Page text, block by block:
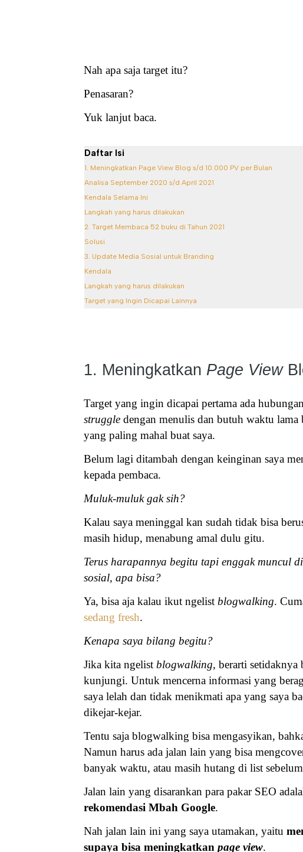
Nah apa saja target itu?
Penasaran?
Yuk lanjut baca.
Daftar Isi
1. Meningkatkan Page View Blog s/d 10.000 PV per Bulan
Analisa September 2020 s/d April 2021
Kendala Selama Ini
Langkah yang harus dilakukan
2. Target Membaca 52 buku di Tahun 2021
Solusi
3. Update Media Sosial untuk Branding
Kendala
Langkah yang harus dilakukan
Target yang Ingin Dicapai Lainnya
1. Meningkatkan Page View
Target yang ingin dicapai pertama ada
struggle dengan menulis dan butuh waktu lama
yang paling mahal buat saya.
Belum lagi ditambah dengan keinginan saya
kepada pembaca.
Muluk-muluk gak sih?
Kalau saya meninggal kan sudah tidak bisa
masih hidup, menabung amal dulu gitu.
Terus harapannya begitu tapi enggak muncul
sosial, apa bisa?
Ya, bisa aja kalau ikut ngelist blogwalking.
sedang fresh.
Kenapa saya bilang begitu?
Jika kita ngelist blogwalking, berarti setidaknya
kunjungi. Untuk mencerna informasi yang
saya lelah dan tidak menikmati apa yang saya
dikejar-kejar.
Tentu saja blogwalking bisa mengasyikan,
Namun harus ada jalan lain yang bisa
banyak waktu, atau masih hutang di list
Jalan lain yang disarankan para pakar SEO
rekomendasi Mbah Google.
Nah jalan lain ini yang saya utamakan, yaitu
supaya bisa meningkatkan page view.